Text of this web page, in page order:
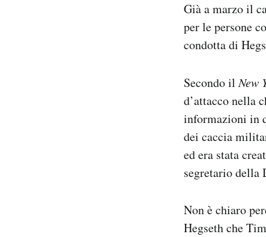
Già a marzo il
per le persone
condotta di
Secondo ilNew
d’attacco nella
informazioni in
dei caccia
ed era stata
segretario della
Non è chiaro
Hegseth che